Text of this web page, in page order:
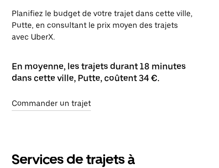
Planifiez le budget de votre trajet dans cette ville,
Putte, en consultant le prix moyen des trajets
avec UberX.
En moyenne, les trajets durant 18 minutes
dans cette ville, Putte, coûtent 34 €.
Commander un trajet
Services de trajets à